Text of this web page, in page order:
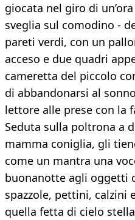
giocata nel giro di
sveglia sul comodino -
pareti verdi, con un
acceso e due quadri
cameretta del piccolo
di abbandonarsi al
lettore alle prese con la
Seduta sulla poltrona a
mamma coniglia, gli
come un mantra una
buonanotte agli oggetti
spazzole, pettini, calzini
quella fetta di cielo